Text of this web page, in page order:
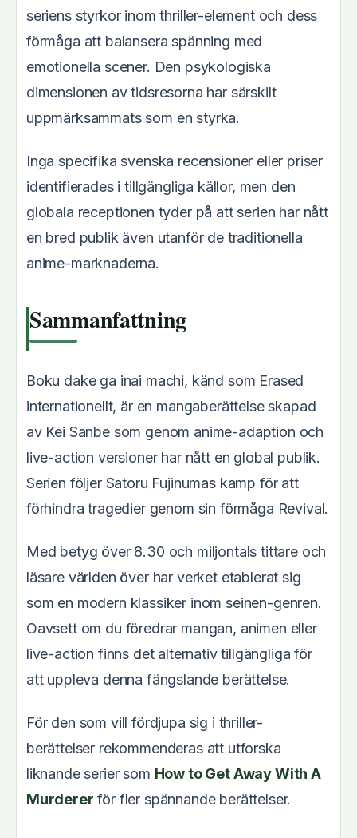
seriens styrkor inom thriller-element och dess
förmåga att balansera spänning med
emotionella scener. Den psykologiska
dimensionen av tidsresorna har särskilt
uppmärksammats som en styrka.
Inga specifika svenska recensioner eller priser
identifierades i tillgängliga källor, men den
globala receptionen tyder på att serien har nått
en bred publik även utanför de traditionella
anime-marknaderna.
Sammanfattning
Boku dake ga inai machi, känd som Erased
internationellt, är en mangaberättelse skapad
av Kei Sanbe som genom anime-adaption och
live-action versioner har nått en global publik.
Serien följer Satoru Fujinumas kamp för att
förhindra tragedier genom sin förmåga Revival.
Med betyg över 8.30 och miljontals tittare och
läsare världen över har verket etablerat sig
som en modern klassiker inom seinen-genren.
Oavsett om du föredrar mangan, animen eller
live-action finns det alternativ tillgängliga för
att uppleva denna fängslande berättelse.
För den som vill fördjupa sig i thriller-
berättelser rekommenderas att utforska
liknande serier som How to Get Away With A
Murderer för fler spännande berättelser.